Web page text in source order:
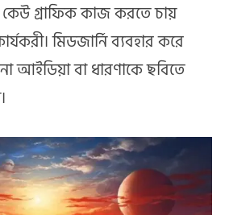
কেউ গ্রাফিক কাজ করতে চায়
মিডজার্নি ব্যবহার করে
বা ধারণাকে ছবিতে